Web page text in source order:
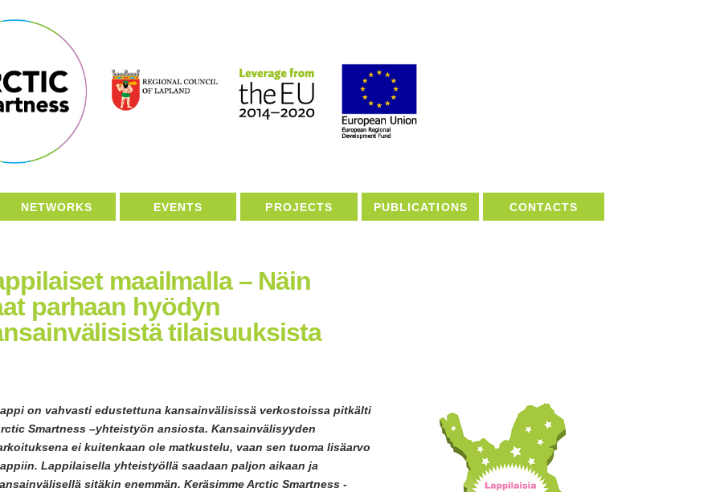
NETWORKS EVENTS PROJECTS PUBLICATIONS CONTACTS
maailmalla – Näin
parhaan hyödyn
tilaisuuksista
on vahvasti edustettuna kansainvälisissä verkostoissa pitkälti
Smartness –yhteistyön ansiosta. Kansainvälisyyden
ei kuitenkaan ole matkustelu, vaan sen tuoma lisäarvo
Lappilaisella yhteistyöllä saadaan paljon aikaan ja
sitäkin enemmän. Keräsimme Arctic Smartness -